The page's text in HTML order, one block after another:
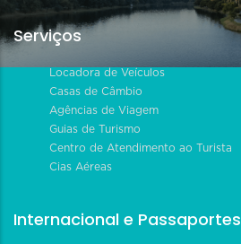
Serviços
Locadora de Veículos
Casas de Câmbio
Agências de Viagem
Guias de Turismo
Centro de Atendimento ao Turista
Cias Aéreas
Internacional e Passaportes